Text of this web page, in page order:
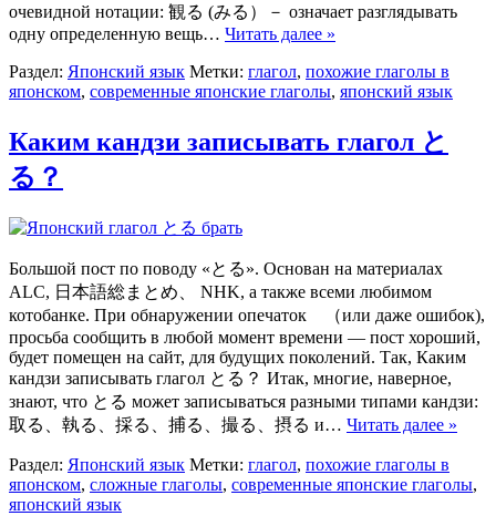
очевидной нотации: 観る (みる）－ означает разглядывать
одну определенную вещь… Читать далее »
Раздел: Японский язык Метки: глагол, похожие глаголы в
японском, современные японские глаголы, японский язык
Каким кандзи записывать глагол と
る？
Большой пост по поводу «とる». Основан на материалах
ALC, 日本語総まとめ、 NHK, а также всеми любимом
котобанке. При обнаружении опечаток （или даже ошибок),
просьба сообщить в любой момент времени — пост хороший,
будет помещен на сайт, для будущих поколений. Так, Каким
кандзи записывать глагол とる？ Итак, многие, наверное,
знают, что とる может записываться разными типами кандзи:
取る、執る、採る、捕る、撮る、摂る и… Читать далее »
Раздел: Японский язык Метки: глагол, похожие глаголы в
японском, сложные глаголы, современные японские глаголы,
японский язык